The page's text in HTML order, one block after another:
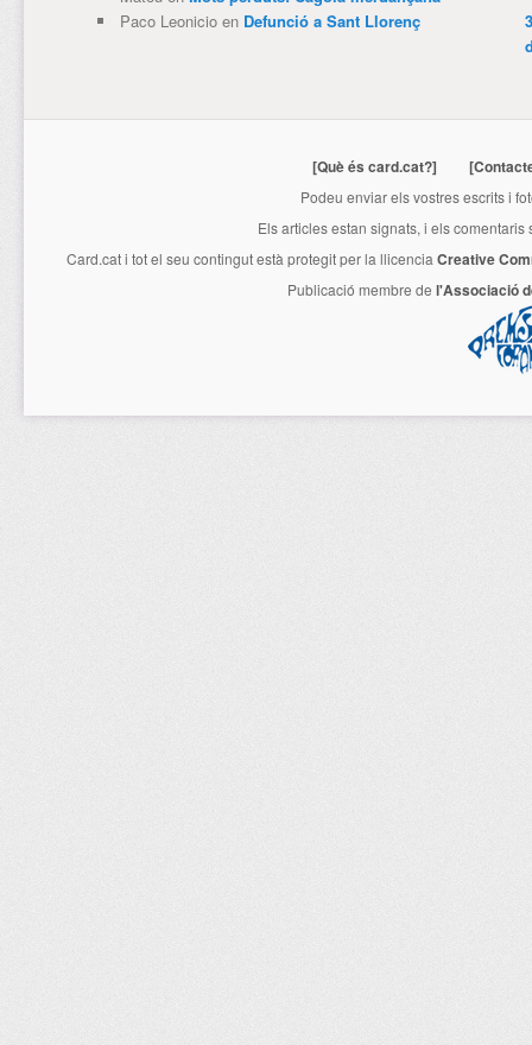
Paco Leonicioen Defunció a Sant Llorenç
[Què és card.cat?]
Podeu enviar els vostres escrits i
Els articles estan signats, i els
Card.cati tot el seu contingut està protegit per la llicencia Creative
Publicació membre de l'Associació